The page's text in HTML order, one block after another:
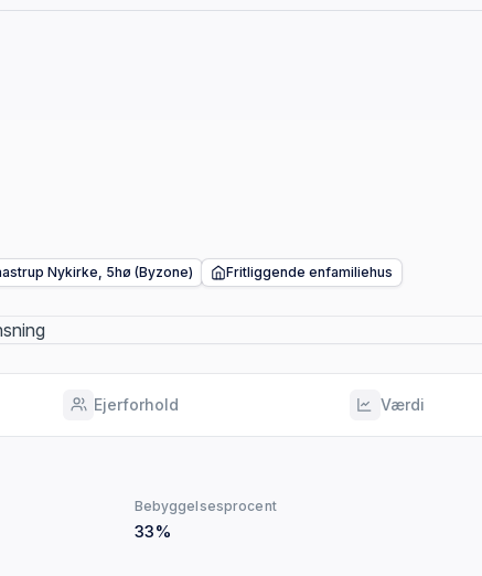
Nykirke, 5hø (Byzone) Fritliggende enfamiliehus
Ejerforhold Værdi
Bebyggelsesprocent
33%